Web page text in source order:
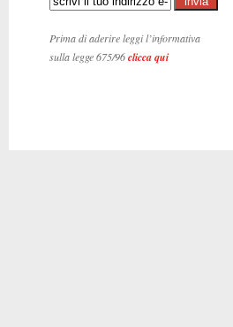
Prima di aderire leggi l’informativa
sulla legge 675/96clicca qui